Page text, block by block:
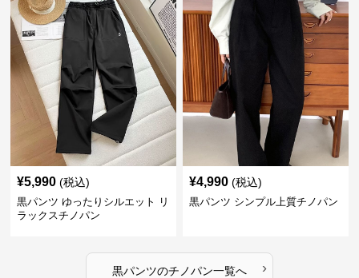
¥5,990 (税込)
黒パンツ ゆったりシルエット リ
ラックスチノパン
¥4,990 (税込)
黒パンツ シンプル上質チノパン
黒パンツのチノパン一覧へ ›